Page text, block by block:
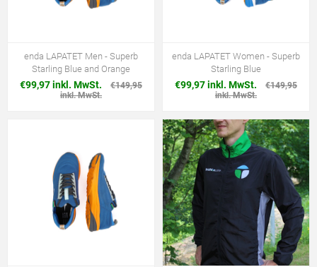
enda LAPATET Men - Superb
Starling Blue and Orange
€99,97 inkl. MwSt.
€149,95
inkl. MwSt.
enda LAPATET Women - Superb
Starling Blue
€99,97 inkl. MwSt.
€149,95
inkl. MwSt.